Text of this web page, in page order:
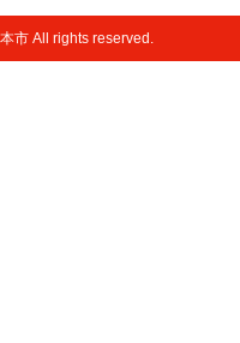
市 All rights reserved.